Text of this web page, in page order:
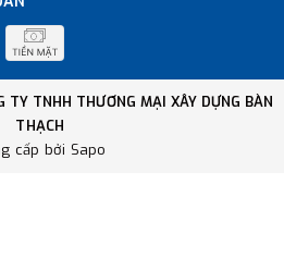
TY TNHH THƯƠNG MẠI XÂY DỰNG BÀN
THẠCH
cấp bởi Sapo